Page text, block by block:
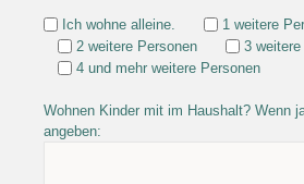
Ich wohne alleine.
1 weitere
2 weitere Personen
3
4 und mehr weitere Personen
Wohnen Kinder mit im Haushalt? Wenn
angeben: